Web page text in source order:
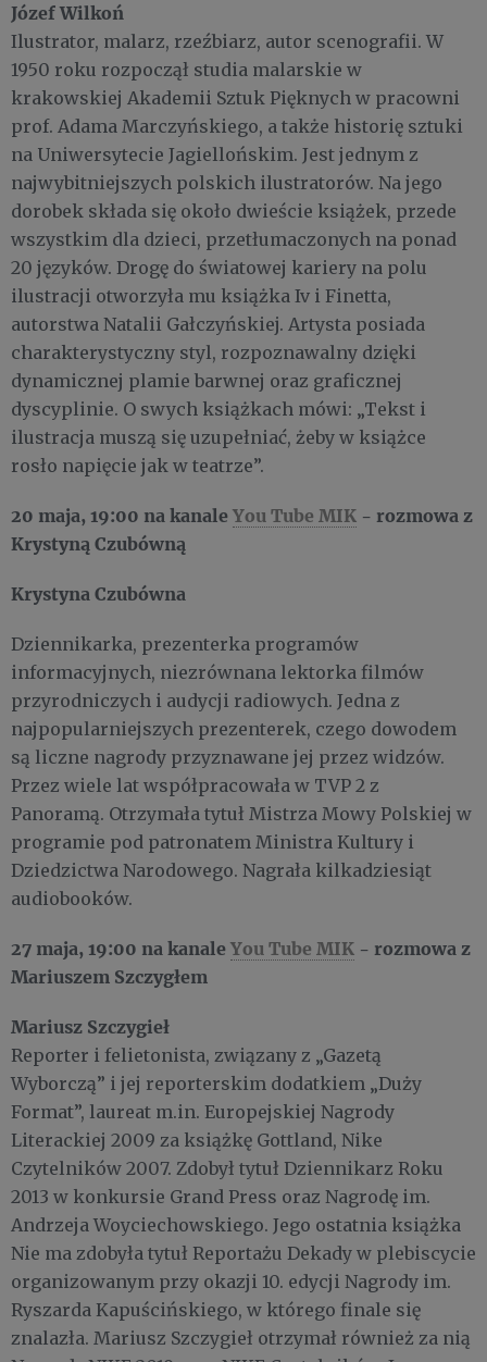
Józef Wilkoń
Ilustrator, malarz, rzeźbiarz, autor scenografii. W
1950 roku rozpoczął studia malarskie w
krakowskiej Akademii Sztuk Pięknych w pracowni
prof. Adama Marczyńskiego, a także historię sztuki
na Uniwersytecie Jagiellońskim. Jest jednym z
najwybitniejszych polskich ilustratorów. Na jego
dorobek składa się około dwieście książek, przede
wszystkim dla dzieci, przetłumaczonych na ponad
20 języków. Drogę do światowej kariery na polu
ilustracji otworzyła mu książka Iv i Finetta,
autorstwa Natalii Gałczyńskiej. Artysta posiada
charakterystyczny styl, rozpoznawalny dzięki
dynamicznej plamie barwnej oraz graficznej
dyscyplinie. O swych książkach mówi: „Tekst i
ilustracja muszą się uzupełniać, żeby w książce
rosło napięcie jak w teatrze”.
20 maja, 19:00 na kanaleYou Tube MIK - rozmowa z
Krystyną Czubówną
Krystyna Czubówna
Dziennikarka, prezenterka programów
informacyjnych, niezrównana lektorka filmów
przyrodniczych i audycji radiowych. Jedna z
najpopularniejszych prezenterek, czego dowodem
są liczne nagrody przyznawane jej przez widzów.
Przez wiele lat współpracowała w TVP 2 z
Panoramą. Otrzymała tytuł Mistrza Mowy Polskiej w
programie pod patronatem Ministra Kultury i
Dziedzictwa Narodowego. Nagrała kilkadziesiąt
audiobooków.
27 maja, 19:00 na kanaleYou Tube MIK - rozmowa z
Mariuszem Szczygłem
Mariusz Szczygieł
Reporter i felietonista, związany z „Gazetą
Wyborczą” i jej reporterskim dodatkiem „Duży
Format”, laureat m.in. Europejskiej Nagrody
Literackiej 2009 za książkę Gottland, Nike
Czytelników 2007. Zdobył tytuł Dziennikarz Roku
2013 w konkursie Grand Press oraz Nagrodę im.
Andrzeja Woyciechowskiego. Jego ostatnia książka
Nie ma zdobyła tytuł Reportażu Dekady w plebiscycie
organizowanym przy okazji 10. edycji Nagrody im.
Ryszarda Kapuścińskiego, w którego finale się
znalazła. Mariusz Szczygieł otrzymał również za nią